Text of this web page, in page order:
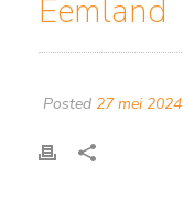
Eemland
Posted 27 mei 2024